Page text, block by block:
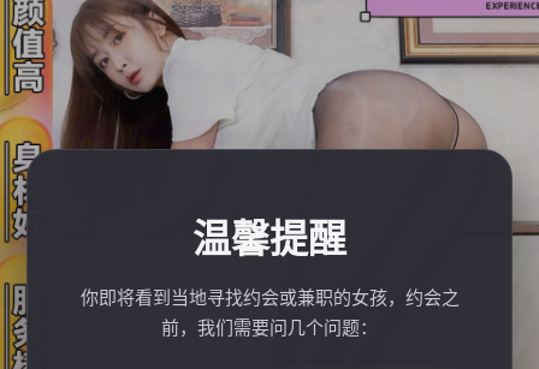
温馨提醒
你即将看到当地寻找约会或兼职的女孩，约会之
前，我们需要问几个问题：